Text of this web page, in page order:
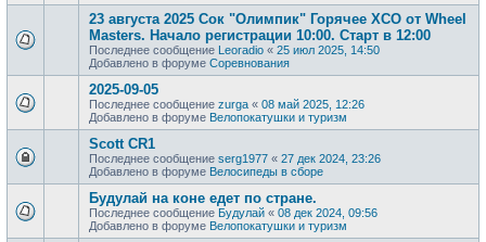
23 августа 2025 Сок "Олимпик" Горячее XCO от Wheel
Masters. Начало регистрации 10:00. Старт в 12:00
Последнее сообщение Leoradio « 25 июл 2025, 14:50
Добавлено в форуме Соревнования
2025-09-05
Последнее сообщение zurga « 08 май 2025, 12:26
Добавлено в форуме Велопокатушки и туризм
Scott CR1
Последнее сообщение serg1977 « 27 дек 2024, 23:26
Добавлено в форуме Велосипеды в сборе
Будулай на коне едет по стране.
Последнее сообщение Будулай « 08 дек 2024, 09:56
Добавлено в форуме Велопокатушки и туризм